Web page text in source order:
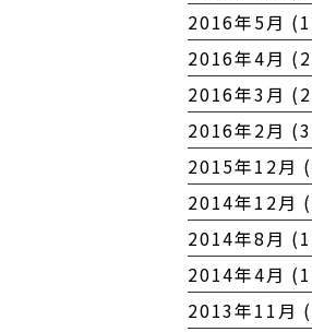
2016年5月
2016年4月
2016年3月
2016年2月
2015年12月
2014年12月
2014年8月
2014年4月
2013年11月